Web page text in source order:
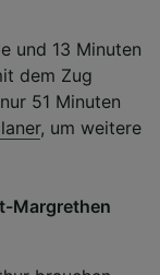
und 13 Minuten
dem Zug
51 Minuten
, um weitere
Margrethen